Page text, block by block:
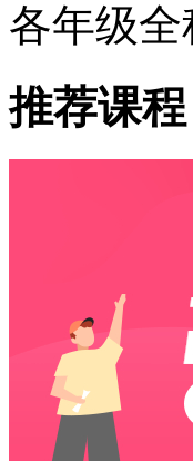
各年级
推荐课程